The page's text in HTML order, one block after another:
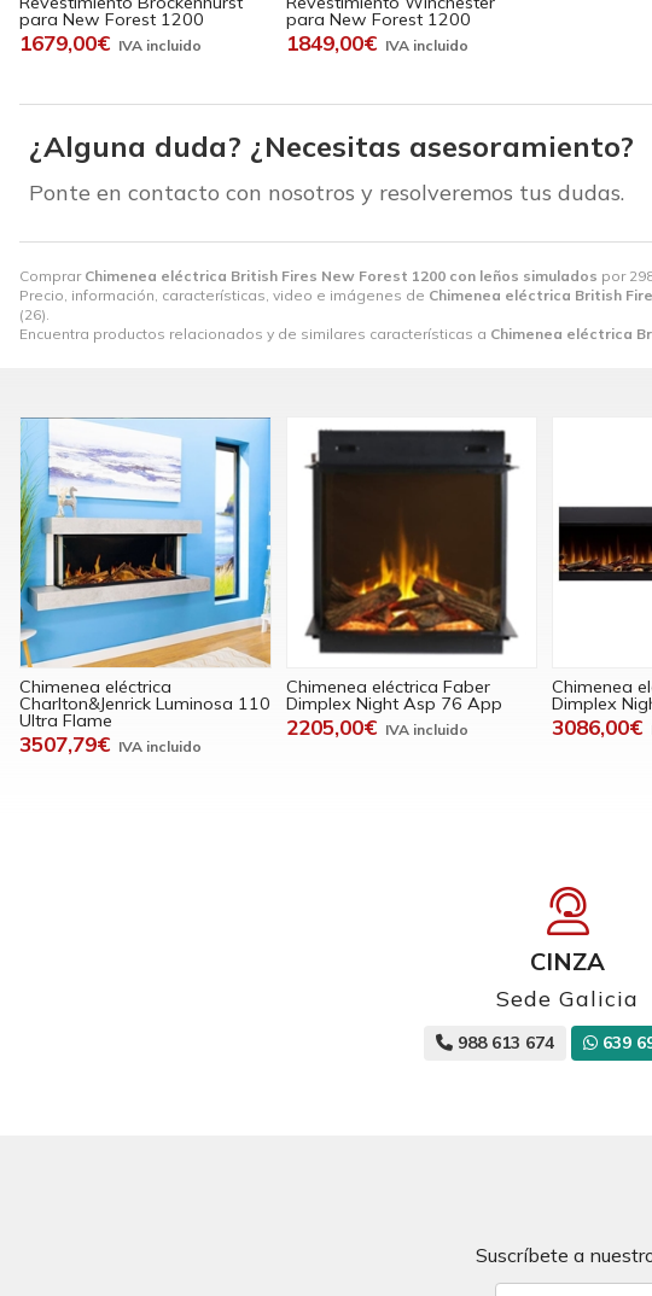
Comprar Chimenea eléctrica British Fires New Forest 1200 con leños simulados por
Precio, información, características, video e imágenes de Chimenea eléctrica British
(26).
Encuentra productos relacionados y de similares características a Chimenea eléctrica
para New Forest 1200
1679,00€
para New Forest 1200
1849,00€
¿Alguna duda? ¿Necesitas asesoramiento?
Ponte en contacto con nosotros y resolveremos tus dudas.
Chimenea eléctrica
Charlton&Jenrick Luminosa 110
Ultra Flame
3507,79€
Chimenea eléctrica Faber
Dimplex Night Asp 76 App
2205,00€
Chimenea
Dimplex
3086,00€
CINZA
Sede Galicia
988 613 674 639
Suscríbete a